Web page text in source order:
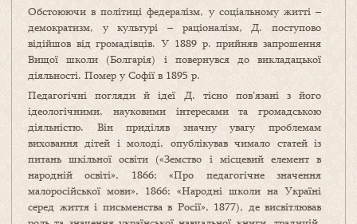
Обстоюючи в політиці федералізм, у соціальному житті –
демократизм, у культурі – раціоналізм, Д. поступово
відійшов від громадівців. У 1889 р. прийняв запрошення
Вищої школи (Болгарія) і повернувся до викладацької
діяльності. Помер у Софії в 1895 р.
Педагогічні погляди й ідеї Д. тісно пов’язані з його
ідеологічними, науковими інтересами та громадською
діяльністю. Він приділяв значну увагу проблемам
виховання дітей і молоді, опублікував чимало статей із
питань шкільної освіти («Земство і місцевий елемент в
народній освіті», 1866; «Про педагогічне значення
малоросійської мови», 1866; «Народні школи на Україні
серед життя і письменства в Росії», 1877), де висвітлював